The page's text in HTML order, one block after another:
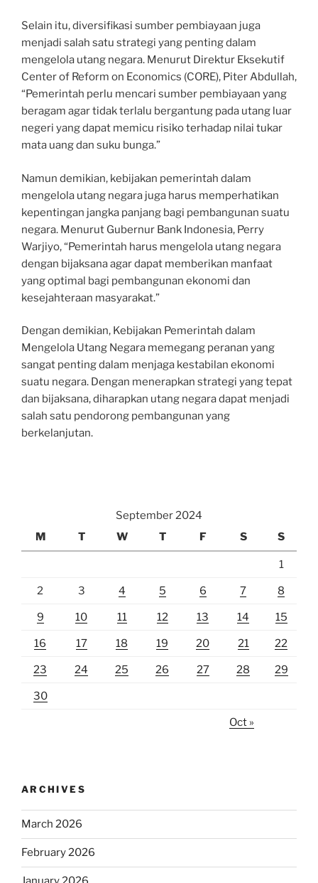
Selain itu, diversifikasi sumber pembiayaan juga
menjadi salah satu strategi yang penting dalam
mengelola utang negara. Menurut Direktur Eksekutif
Center of Reform on Economics (CORE), Piter Abdullah,
“Pemerintah perlu mencari sumber pembiayaan yang
beragam agar tidak terlalu bergantung pada utang luar
negeri yang dapat memicu risiko terhadap nilai tukar
mata uang dan suku bunga.”
Namun demikian, kebijakan pemerintah dalam
mengelola utang negara juga harus memperhatikan
kepentingan jangka panjang bagi pembangunan suatu
negara. Menurut Gubernur Bank Indonesia, Perry
Warjiyo, “Pemerintah harus mengelola utang negara
dengan bijaksana agar dapat memberikan manfaat
yang optimal bagi pembangunan ekonomi dan
kesejahteraan masyarakat.”
Dengan demikian, Kebijakan Pemerintah dalam
Mengelola Utang Negara memegang peranan yang
sangat penting dalam menjaga kestabilan ekonomi
suatu negara. Dengan menerapkan strategi yang tepat
dan bijaksana, diharapkan utang negara dapat menjadi
salah satu pendorong pembangunan yang
berkelanjutan.
September 2024
M
T W T F S S
1
2 3 4 5 6 7 8
9 10 11 12 13 14 15
16 17 18 19 20 21 22
23 24 25 26 27 28 29
30
Oct »
ARCHIVES
March 2026
February 2026